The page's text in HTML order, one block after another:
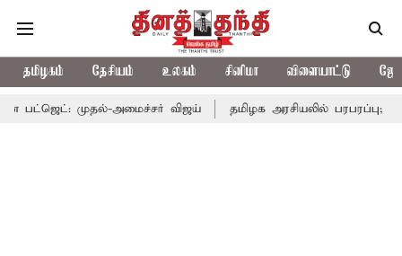
தமிழகம் தேசியம் உலகம் சினிமா விளையாட்டு
அமைச்சர் விஜய் தமிழக அரசியலில் பரபரப்பு; அமைச்சர்